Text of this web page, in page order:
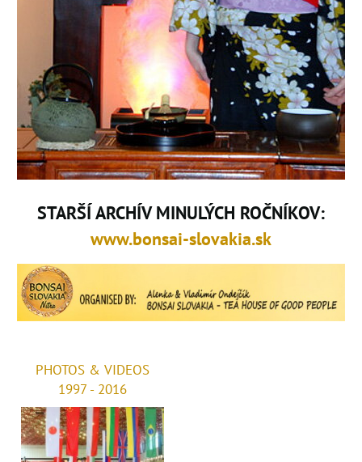
STARŠÍ ARCHÍV MINULÝCH ROČNÍKOV:
www.bonsai-slovakia.sk
PHOTOS & VIDEOS
1997 - 2016